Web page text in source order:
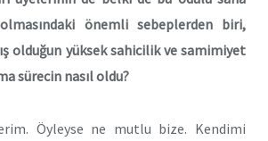
önemli sebeplerden biri,
olduğun yüksek sahicilik ve samimiyet
sürecin nasıl oldu?
Öyleyse ne mutlu bize. Kendimi